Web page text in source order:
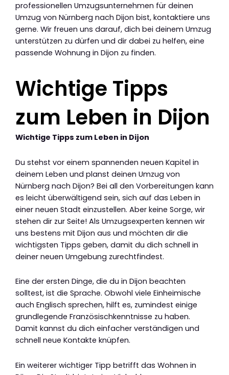
professionellen Umzugsunternehmen für deinen
Umzug von Nürnberg nach Dijon bist, kontaktiere uns
gerne. Wir freuen uns darauf, dich bei deinem Umzug
unterstützen zu dürfen und dir dabei zu helfen, eine
passende Wohnung in Dijon zu finden.
Wichtige Tipps
zum Leben in Dijon
Wichtige Tipps zum Leben in Dijon
Du stehst vor einem spannenden neuen Kapitel in
deinem Leben und planst deinen Umzug von
Nürnberg nach Dijon? Bei all den Vorbereitungen kann
es leicht überwältigend sein, sich auf das Leben in
einer neuen Stadt einzustellen. Aber keine Sorge, wir
stehen dir zur Seite! Als Umzugsexperten kennen wir
uns bestens mit Dijon aus und möchten dir die
wichtigsten Tipps geben, damit du dich schnell in
deiner neuen Umgebung zurechtfindest.
Eine der ersten Dinge, die du in Dijon beachten
solltest, ist die Sprache. Obwohl viele Einheimische
auch Englisch sprechen, hilft es, zumindest einige
grundlegende Französischkenntnisse zu haben.
Damit kannst du dich einfacher verständigen und
schnell neue Kontakte knüpfen.
Ein weiterer wichtiger Tipp betrifft das Wohnen in